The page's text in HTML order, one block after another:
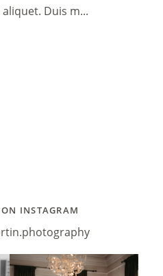
Duis m...
INSTAGRAM